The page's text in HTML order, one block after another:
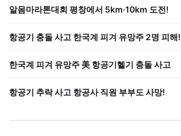
알몸마라톤대회 평창에서 5km·10km 도전!
항공기 충돌 사고 한국계 피겨 유망주 2명 피해!
한국계 피겨 유망주 美 항공기헬기 충돌 사고
항공기 추락 사고 항공사 직원 부부도 사망!